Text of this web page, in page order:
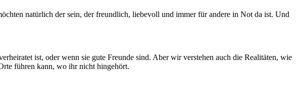
natürlich der sein, der freundlich, liebevoll und immer für andere in Not da ist. Und
ist, oder wenn sie gute Freunde sind. Aber wir verstehen auch die Realitäten, wie
führen kann, wo ihr nicht hingehört.